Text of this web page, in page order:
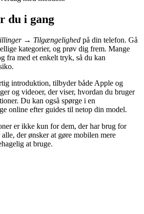
du i gang
→ Tilgængelighed på din telefon. Gå
kategorier, og prøv dig frem. Mange
fra med et enkelt tryk, så du kan
introduktion, tilbyder både Apple og
og videoer, der viser, hvordan du bruger
Du kan også spørge i en
online efter guides til netop din model.
er ikke kun for dem, der har brug for
der ønsker at gøre mobilen mere
at bruge.